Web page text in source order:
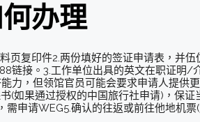
办理
页复印件2.两份填好的签证申请表，并
链接。3.工作单位出具的英文在职证明
力，但领馆官员可能会要求申请人提供
(如果通过授权的中国旅行社申请)，保
需申请WEG5.确认的往返或前往他地机票